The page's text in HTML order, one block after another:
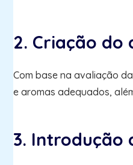
2. Criação do
Com base na avaliação
e aromas adequados,
3. Introdução